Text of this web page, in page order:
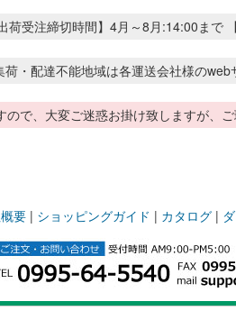
荷受注締切時間】4月～8月:14:00まで
・配達不能地域は各運送会社様のweb
で、大変ご迷惑お掛け致しますが、ご
要 | ショッピングガイド | カタログ |